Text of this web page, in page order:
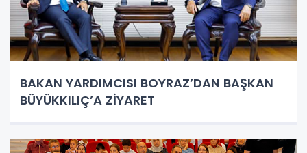
BAKAN YARDIMCISI BOYRAZ’DAN BAŞKAN
BÜYÜKKILIÇ’A ZİYARET